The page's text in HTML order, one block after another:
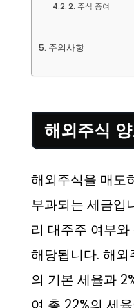
2. 주식 증여
주의사항
해외주식
해외주식을 매도
부과되는 세금입
리 대주주 여부
해당됩니다. 해
의 기본 세율과